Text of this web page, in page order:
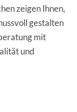
zeigen Ihnen,
gestalten
mit
und